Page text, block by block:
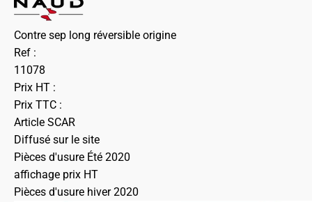
Contre sep long réversible origine
Ref :
11078
Prix HT :
Prix TTC :
Article SCAR
Diffusé sur le site
Pièces d'usure Été 2020
affichage prix HT
Pièces d'usure hiver 2020